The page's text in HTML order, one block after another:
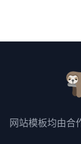
网站模板均由合